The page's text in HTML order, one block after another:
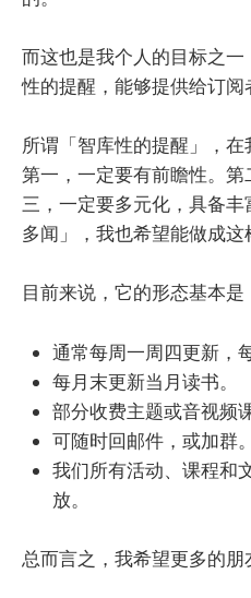
而这也是我个人的目标之
性的提醒，能够提供给订阅
所谓「智库性的提醒」，在
第一，一定要有前瞻性。
三，一定要多元化，具备
多闻」，我也希望能做成这
目前来说，它的形态基本是
通常每周一周四更新，
每月末更新当月读书。
部分收费主题或音视频
可随时回邮件，或加群。
我们所有活动、课程和
放。
总而言之，我希望更多的朋